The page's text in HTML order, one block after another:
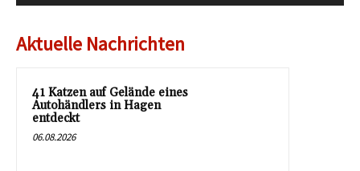
Aktuelle Nachrichten
41 Katzen auf Gelände eines
Autohändlers in Hagen
entdeckt
06.08.2026